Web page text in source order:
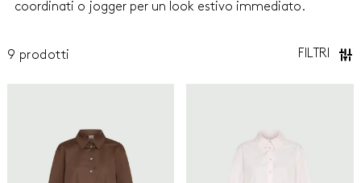
CAMICIE
GIACCHE
JEANS
coordinati o jogger per un look estivo immediato.
9 prodotti FILTRI